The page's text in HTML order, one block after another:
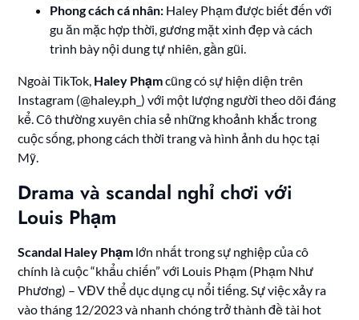
Phong cách cá nhân: Haley Phạm được biết đến với
gu ăn mặc hợp thời, gương mặt xinh đẹp và cách
trình bày nội dung tự nhiên, gần gũi.
Ngoài TikTok, Haley Phạmcũng có sự hiện diện trên
Instagram (@haley.ph_) với một lượng người theo dõi đáng
kể. Cô thường xuyên chia sẻ những khoảnh khắc trong
cuộc sống, phong cách thời trang và hình ảnh du học tại
Mỹ.
Drama và scandal nghỉ chơi với
Louis Phạm
Scandal Haley Phạm lớn nhất trong sự nghiệp của cô
chính là cuộc “khẩu chiến” với Louis Phạm (Phạm Như
Phương) – VĐV thể dục dụng cụ nổi tiếng. Sự việc xảy ra
vào tháng 12/2023 và nhanh chóng trở thành đề tài hot